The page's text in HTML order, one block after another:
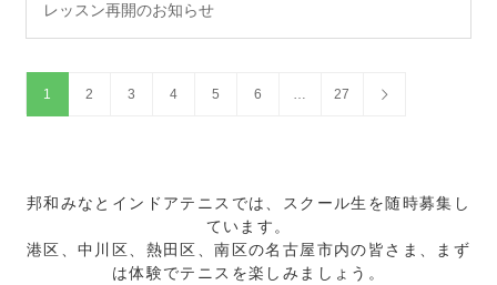
レッスン再開のお知らせ
1 2 3 4 5 6 … 27
邦和みなとインドアテニスでは、スクール生を随時募集し
ています。
港区、中川区、熱田区、南区の名古屋市内の皆さま、まず
は体験でテニスを楽しみましょう。